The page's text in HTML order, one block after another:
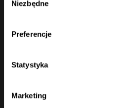
zgody
Niezbędne
Preferencje
Statystyka
Marketing
Telewizja i radio pozwalają